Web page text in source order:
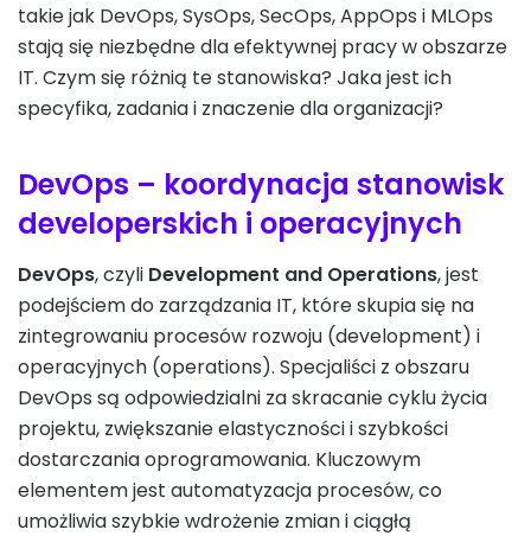
takie jak DevOps, SysOps, SecOps, AppOps i MLOps
stają się niezbędne dla efektywnej pracy w obszarze
IT. Czym się różnią te stanowiska? Jaka jest ich
specyfika, zadania i znaczenie dla organizacji?
DevOps – koordynacja stanowisk
developerskich i operacyjnych
DevOps, czyli Development and Operations, jest
podejściem do zarządzania IT, które skupia się na
zintegrowaniu procesów rozwoju (development) i
operacyjnych (operations). Specjaliści z obszaru
DevOps są odpowiedzialni za skracanie cyklu życia
projektu, zwiększanie elastyczności i szybkości
dostarczania oprogramowania. Kluczowym
elementem jest automatyzacja procesów, co
umożliwia szybkie wdrożenie zmian i ciągłą